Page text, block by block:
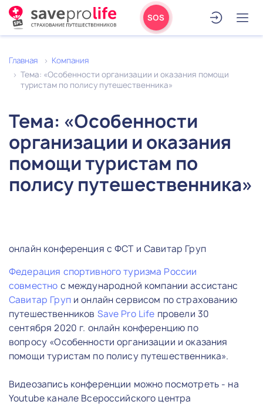
SOS
Главная
Компания
Тема: «Особенности организации и оказания помощи
туристам по полису путешественника»
Тема: «Особенности
организации и оказания
помощи туристам по
полису путешественника»
онлайн конференция с ФСТ и Савитар Груп
Федерация спортивного туризма России
совместно с международной компании ассистанс
Савитар Групи онлайн сервисом по страхованию
путешественников Save Pro Life провели 30
сентября 2020 г. онлайн конференцию по
вопросу «Особенности организации и оказания
помощи туристам по полису путешественника».
Видеозапись конференции можно посмотреть - на
Youtube канале Всероссийского центра